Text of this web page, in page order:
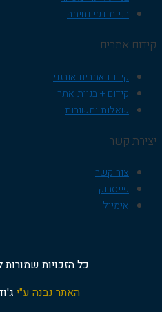
בניית דפי נחיתה
קידום אתרים
קידום אתרים אורגני
קידום + בניית אתר
שאלות ותשובות
יצירת קשר
צור קשר
פייסבוק
אימייל
כל הזכויות שמורות
האתר נבנה ע"י